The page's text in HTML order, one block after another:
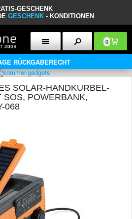
GESCHENK
GESCHENK - KONDITIONEN
0
RÜCKGABERECHT
SOLAR-HANDKURBEL-
SOS, POWERBANK,
068